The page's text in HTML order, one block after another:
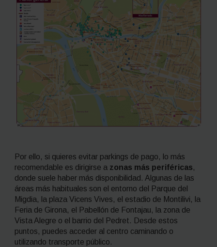
Por ello, si quieres evitar parkings de pago, lo más
recomendable es dirigirse a zonas más periféricas,
donde suele haber más disponibilidad. Algunas de las
áreas más habituales son el entorno del Parque del
Migdia, la plaza Vicens Vives, el estadio de Montilivi, la
Feria de Girona, el Pabellón de Fontajau, la zona de
Vista Alegre o el barrio del Pedret. Desde estos
puntos, puedes acceder al centro caminando o
utilizando transporte público.